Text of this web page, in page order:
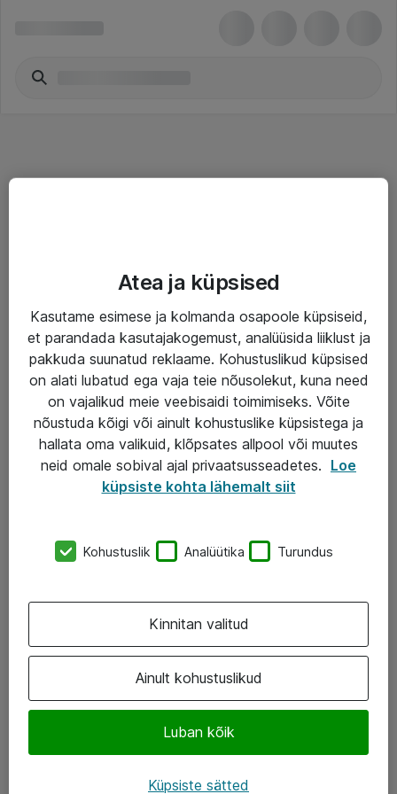
Haldusteenused
Garantii
Turva- ja nõrkvoolulahendused
AS ATEA
+372 659 3591
Järvevana tee 7b, 10112 Tallinn
Facebook
Atea ja küpsised
Kasutame esimese ja kolmanda osapoole küpsiseid,
et parandada kasutajakogemust, analüüsida liiklust ja
pakkuda suunatud reklaame. Kohustuslikud küpsised
on alati lubatud ega vaja teie nõusolekut, kuna need
on vajalikud meie veebisaidi toimimiseks. Võite
nõustuda kõigi või ainult kohustuslike küpsistega ja
hallata oma valikuid, klõpsates allpool või muutes
neid omale sobival ajal privaatsusseadetes. Loe
küpsiste kohta lähemalt siit
Kohustuslik Analüütika Turundus
Ainult kohustuslikud
Luban kõik
Kinnitan valitud
Küpsiste sätted